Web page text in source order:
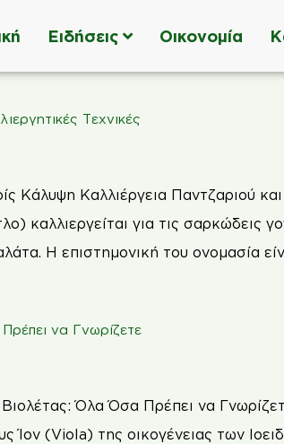
Ειδήσεις Οικονομία
Τεχνικές
Κάλυψη Καλλιέργεια Παντζαριού
καλλιεργείται για τις
Η επιστημονική του ονομασία
να Γνωρίζετε
Όλα Όσα Πρέπει να
Ίον (Viola) της οικογένειας των